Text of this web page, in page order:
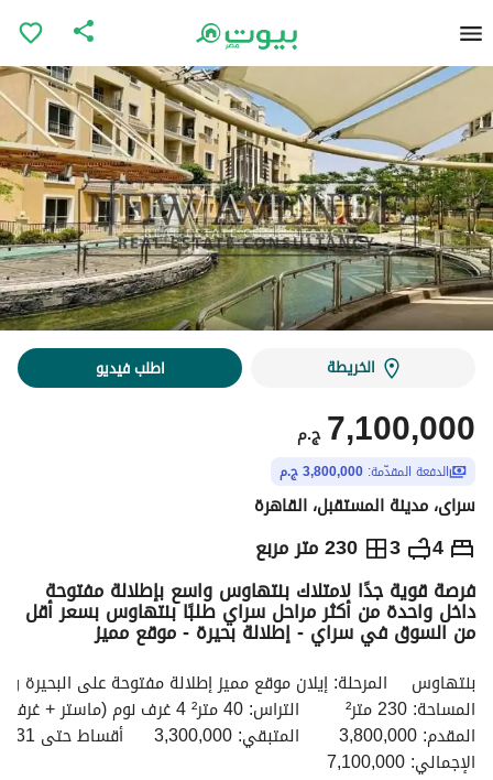
الخريطة اطلب فيديو
ج.م 7,100,000
الدفعة المقدّمة: 3,800,000 ج.م
سراى، مدينة المستقبل، القاهرة
4
3 230 متر مربع ج.م 7,100,000
التفاصيل الاتجاهات والمؤشرات رهن عقاري
فرصة قوية جدًا لامتلاك بنتهاوس واسع بإطلالة مفتوحة
داخل واحدة من أكثر مراحل سراي طلبًا بنتهاوس بسعر أقل
من السوق في سراي - إطلالة بحيرة - موقع مميز
بنتهاوس 	المرحلة: إيلان موقع مميز إطلالة مفتوحة على البحيرة واللاندسكيب
المساحة: 230 متر² 	التراس: 40 متر² 4 غرف نوم (ماستر + غرفة ملابس) 	3 حمامات.
المقدم: 3,800,000 	المتبقي: 3,300,000 	أقساط حتى 2031
الإجمالي: 7,100,000